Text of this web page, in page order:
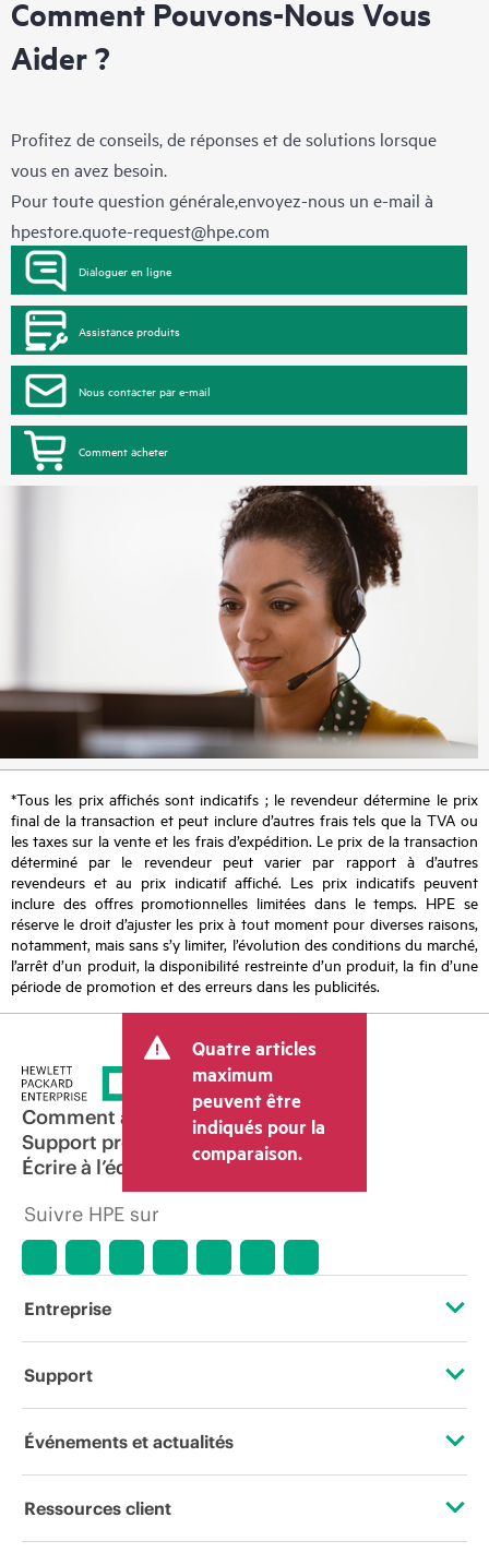
Comment Pouvons-Nous Vous
Aider ?
Profitez de conseils, de réponses et de solutions lorsque
vous en avez besoin.
Pour toute question générale,envoyez-nous un e-mail à
hpestore.quote-request@hpe.com
Dialoguer en ligne
Assistance produits
Nous contacter par e-mail
Comment acheter
*Tous les prix affichés sont indicatifs ; le revendeur détermine le prix
final de la transaction et peut inclure d’autres frais tels que la TVA ou
les taxes sur la vente et les frais d’expédition. Le prix de la transaction
déterminé par le revendeur peut varier par rapport à d’autres
revendeurs et au prix indicatif affiché. Les prix indicatifs peuvent
inclure des offres promotionnelles limitées dans le temps. HPE se
réserve le droit d’ajuster les prix à tout moment pour diverses raisons,
notamment, mais sans s’y limiter, l’évolution des conditions du marché,
l’arrêt d’un produit, la disponibilité restreinte d’un produit, la fin d’une
période de promotion et des erreurs dans les publicités.
Quatre articles
maximum
peuvent être
indiqués pour la
comparaison.
Comment acheter
Support produit
Écrire à l’équipe commerciale
Suivre HPE sur
Entreprise
À propos de HPE
Responsabilité d’entreprise
Support
Services d’assistance opérationnelle (OSS)
Événements et actualités
Événements
Ressources client